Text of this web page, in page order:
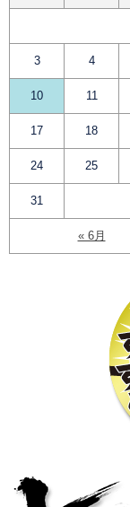
« 6月
3 4
10 11
17 18
24 25
31